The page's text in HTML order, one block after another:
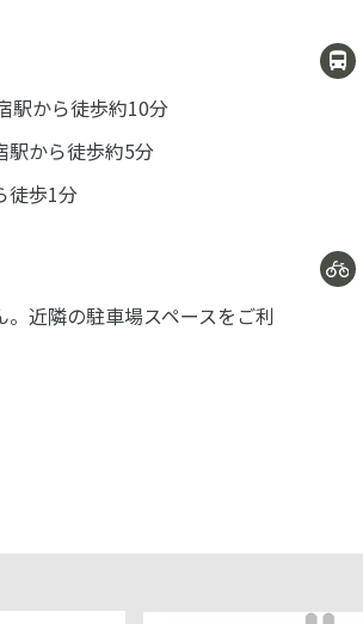
から徒歩約10分
から徒歩約5分
歩1分
近隣の駐車場スペースをご利